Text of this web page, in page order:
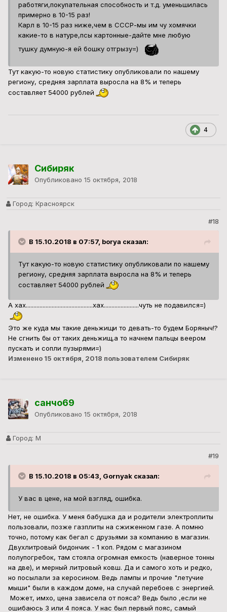
работяги,покупательная способность и т.д. уменьшилась
примерно в 10-15 раз!
Карл в 10-15 раз ниже,чем в СССР-мы им чу хомячки
какие-то в натуре,псы картонные-дайте мне любую
тушку думную-я ей бошку отгрызу=)
Тут какую-то новую статистику опубликовали по нашему
региону, средняя зарплата выросла на 8% и теперь
составляет 54000 рублей
4
Сибиряк
Опубликовано 15 октября, 2018
Город: Красноярск
#18
В 15.10.2018 в 07:57, borya сказал:
Тут какую-то новую статистику опубликовали по нашему
региону, средняя зарплата выросла на 8% и теперь
составляет 54000 рублей
А хах............................................хах.......................чуть не подавился=)
Это же куда мы такие деньжищи то девать-то будем Боряныч!?
Не сгнить бы от таких деньжищ,а то начнем пальцы веером
пускать и сопли пузырями=)
Изменено 15 октября, 2018 пользователем Сибиряк
санчо69
Опубликовано 15 октября, 2018
Город: М
#19
В 15.10.2018 в 05:43, Gornyak сказал:
У вас в цене, на мой взгляд, ошибка.
Нет, не ошибка. У меня бабушка да и родители электроплиты
пользовали, позже газплиты на сжиженном газе. А помню
точно, потому как бегал с друзьями за компанию в магазин.
Двухлитровый бидончик - 1 коп. Рядом с магазином
полупогребок, там стояла огромная емкость (наверное тонны
на две), и мерный литровый ковш. Да и самого хоть и редко,
но посылали за керосином. Ведь лампы и прочие "летучие
мыши" были в каждом доме, на случай перебоев с энергией.
Может, имхо, цена зависела от пояса? Ведь было ,если не
ошибаюсь 3 или 4 пояса. У нас был первый пояс, самый